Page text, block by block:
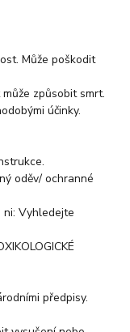
Může poškodit
způsobit smrt.
účinky.
oděv/ ochranné
ni: Vyhledejte
předpisy.